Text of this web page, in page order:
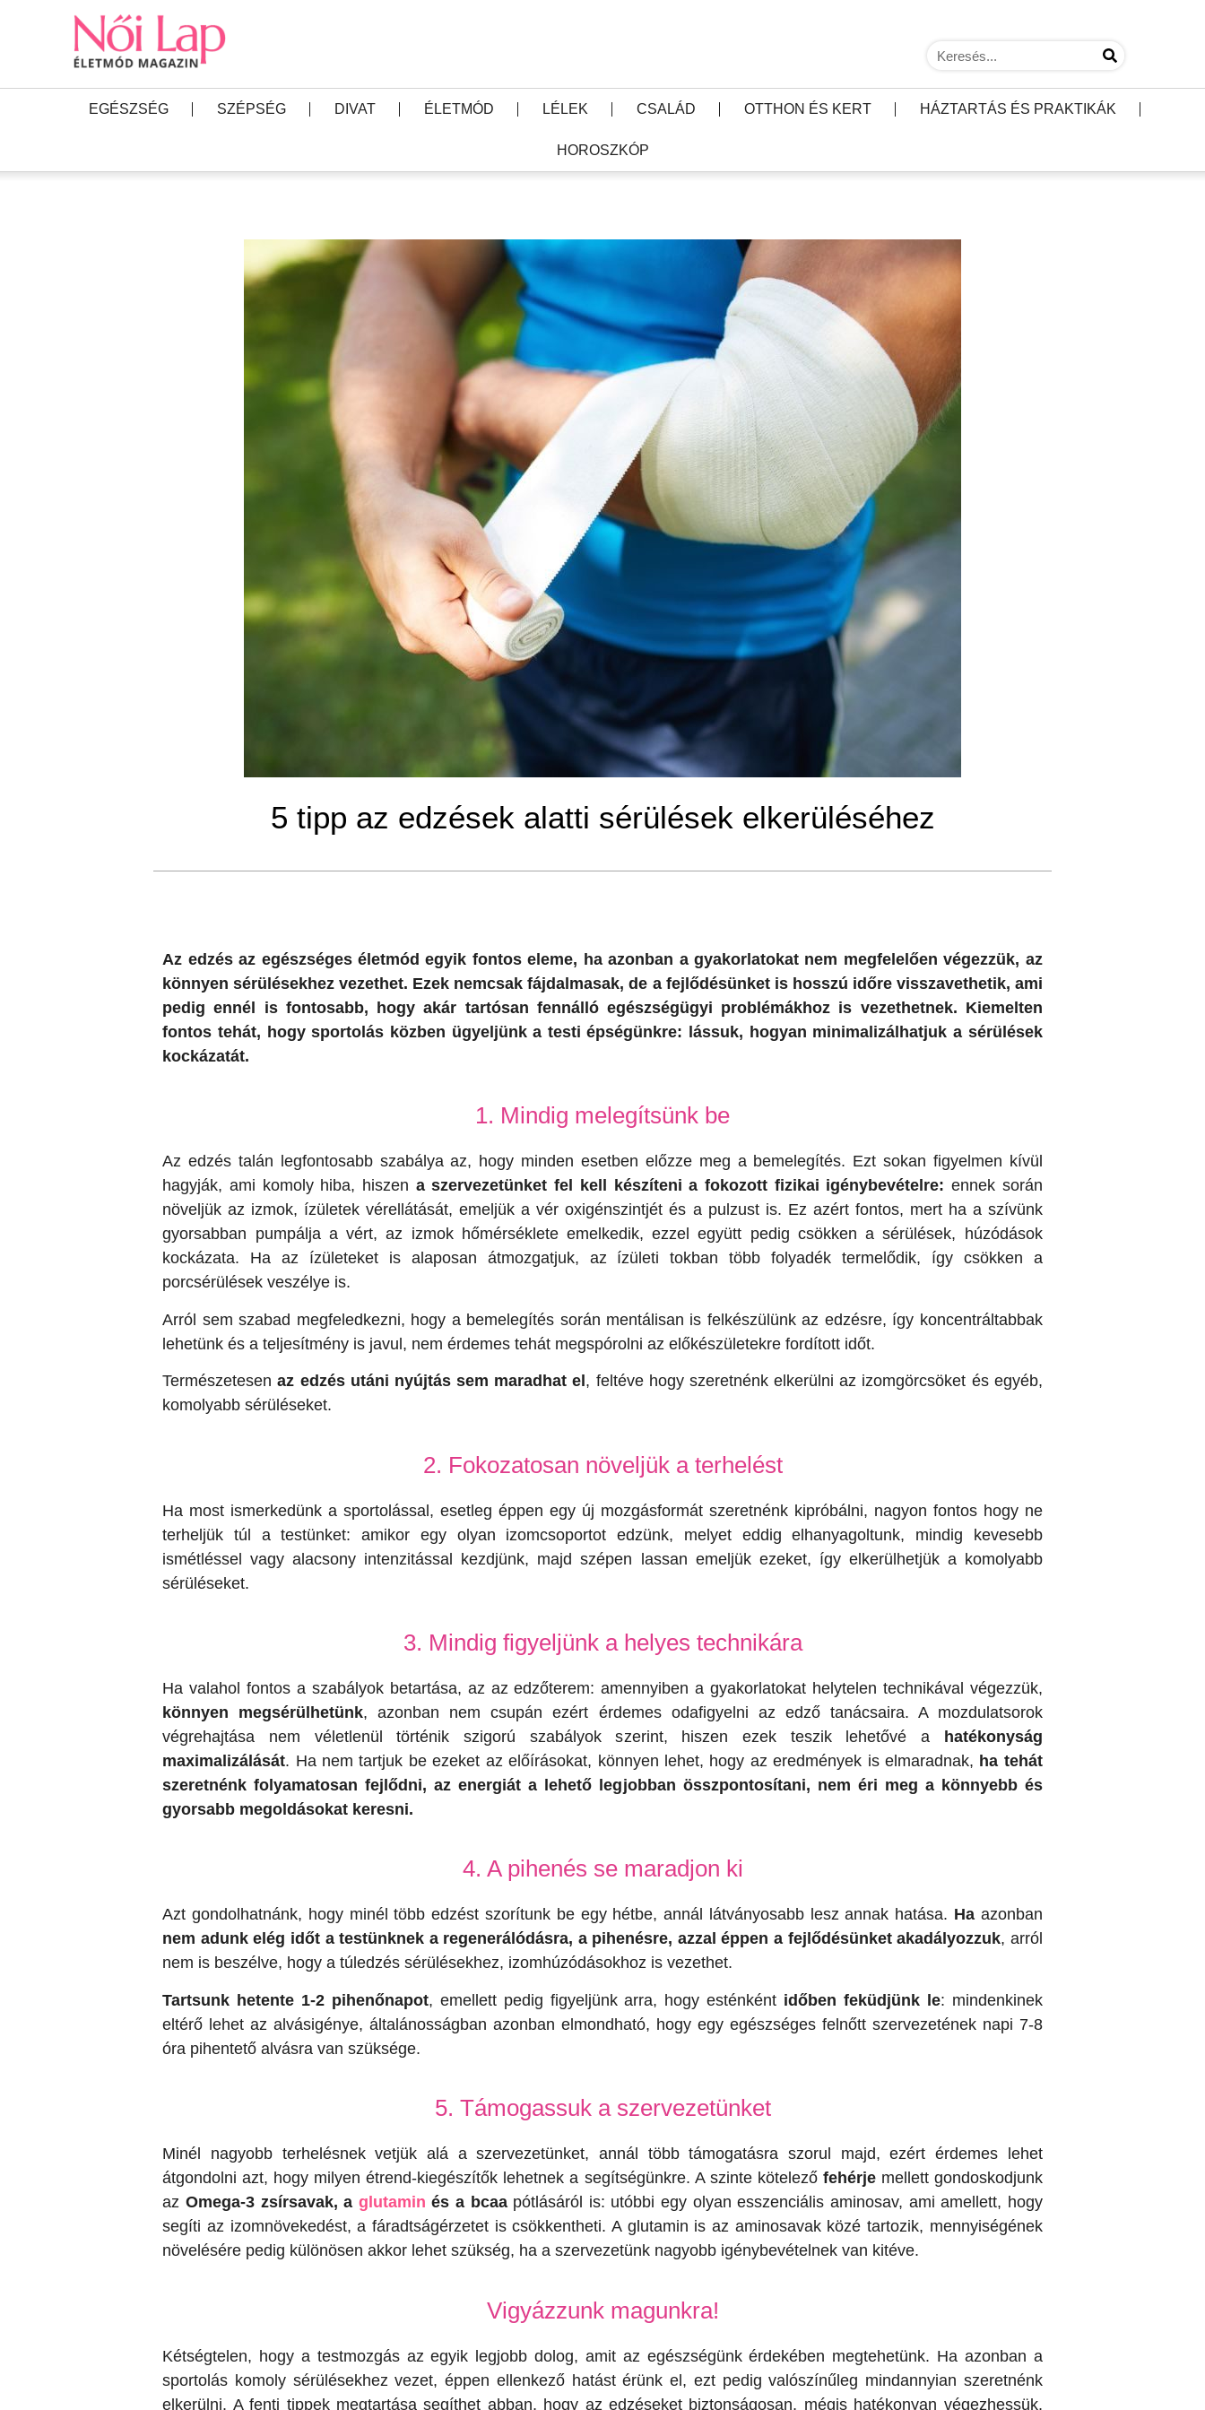
EGÉSZSÉG SZÉPSÉG DIVAT ÉLETMÓD LÉLEK CSALÁD OTTHON ÉS KERT HÁZTARTÁS ÉS PRAKTIKÁK
HOROSZKÓP
5 tipp az edzések alatti sérülések elkerüléséhez
Az edzés az egészséges életmód egyik fontos eleme, ha azonban a gyakorlatokat nem megfelelően végezzük, az
könnyen sérülésekhez vezethet. Ezek nemcsak fájdalmasak, de a fejlődésünket is hosszú időre visszavethetik, ami
pedig ennél is fontosabb, hogy akár tartósan fennálló egészségügyi problémákhoz is vezethetnek. Kiemelten
fontos tehát, hogy sportolás közben ügyeljünk a testi épségünkre: lássuk, hogyan minimalizálhatjuk a sérülések
kockázatát.
1. Mindig melegítsünk be
Az edzés talán legfontosabb szabálya az, hogy minden esetben előzze meg a bemelegítés. Ezt sokan figyelmen kívül
hagyják, ami komoly hiba, hiszen a szervezetünket fel kell készíteni a fokozott fizikai igénybevételre:ennek során
növeljük az izmok, ízületek vérellátását, emeljük a vér oxigénszintjét és a pulzust is. Ez azért fontos, mert ha a szívünk
gyorsabban pumpálja a vért, az izmok hőmérséklete emelkedik, ezzel együtt pedig csökken a sérülések, húzódások
kockázata. Ha az ízületeket is alaposan átmozgatjuk, az ízületi tokban több folyadék termelődik, így csökken a
porcsérülések veszélye is.
Arról sem szabad megfeledkezni, hogy a bemelegítés során mentálisan is felkészülünk az edzésre, így koncentráltabbak
lehetünk és a teljesítmény is javul, nem érdemes tehát megspórolni az előkészületekre fordított időt.
Természetesen az edzés utáni nyújtás sem maradhat el , feltéve hogy szeretnénk elkerülni az izomgörcsöket és egyéb,
komolyabb sérüléseket.
2. Fokozatosan növeljük a terhelést
Ha most ismerkedünk a sportolással, esetleg éppen egy új mozgásformát szeretnénk kipróbálni, nagyon fontos hogy ne
terheljük túl a testünket: amikor egy olyan izomcsoportot edzünk, melyet eddig elhanyagoltunk, mindig kevesebb
ismétléssel vagy alacsony intenzitással kezdjünk, majd szépen lassan emeljük ezeket, így elkerülhetjük a komolyabb
sérüléseket.
3. Mindig figyeljünk a helyes technikára
Ha valahol fontos a szabályok betartása, az az edzőterem: amennyiben a gyakorlatokat helytelen technikával végezzük,
könnyen megsérülhetünk, azonban nem csupán ezért érdemes odafigyelni az edző tanácsaira. A mozdulatsorok
végrehajtása nem véletlenül történik szigorú szabályok szerint, hiszen ezek teszik lehetővé a hatékonyság
maximalizálását. Ha nem tartjuk be ezeket az előírásokat, könnyen lehet, hogy az eredmények is elmaradnak, ha tehát
szeretnénk folyamatosan fejlődni, az energiát a lehető legjobban összpontosítani, nem éri meg a könnyebb és
gyorsabb megoldásokat keresni.
4. A pihenés se maradjon ki
Azt gondolhatnánk, hogy minél több edzést szorítunk be egy hétbe, annál látványosabb lesz annak hatása. Ha azonban
nem adunk elég időt a testünknek a regenerálódásra, a pihenésre, azzal éppen a fejlődésünket akadályozzuk, arról
nem is beszélve, hogy a túledzés sérülésekhez, izomhúzódásokhoz is vezethet.
Tartsunk hetente 1-2 pihenőnapot, emellett pedig figyeljünk arra, hogy esténként időben feküdjünk le: mindenkinek
eltérő lehet az alvásigénye, általánosságban azonban elmondható, hogy egy egészséges felnőtt szervezetének napi 7-8
óra pihentető alvásra van szüksége.
5. Támogassuk a szervezetünket
Minél nagyobb terhelésnek vetjük alá a szervezetünket, annál több támogatásra szorul majd, ezért érdemes lehet
átgondolni azt, hogy milyen étrend-kiegészítők lehetnek a segítségünkre. A szinte kötelező fehérje mellett gondoskodjunk
az Omega-3 zsírsavak, a glutamin és a bcaa pótlásáról is: utóbbi egy olyan esszenciális aminosav, ami amellett, hogy
segíti az izomnövekedést, a fáradtságérzetet is csökkentheti. A glutamin is az aminosavak közé tartozik, mennyiségének
növelésére pedig különösen akkor lehet szükség, ha a szervezetünk nagyobb igénybevételnek van kitéve.
Vigyázzunk magunkra!
Kétségtelen, hogy a testmozgás az egyik legjobb dolog, amit az egészségünk érdekében megtehetünk. Ha azonban a
sportolás komoly sérülésekhez vezet, éppen ellenkező hatást érünk el, ezt pedig valószínűleg mindannyian szeretnénk
elkerülni. A fenti tippek megtartása segíthet abban, hogy az edzéseket biztonságosan, mégis hatékonyan végezhessük,